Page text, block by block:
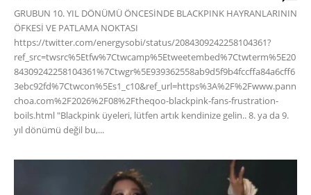
GRUBUN 10. YIL DÖNÜMÜ ÖNCESİNDE BLACKPINK HAYRANLARININ
ÖFKESİ VE PATLAMA NOKTASI
https://twitter.com/energysobi/status/2084309242258104361?
ref_src=twsrc%5Etfw%7Ctwcamp%5Etweetembed%7Ctwterm%5E20
84309242258104361%7Ctwgr%5E939362558ab9d5f9b4fccffa84a6cff6
3ebc92fd%7Ctwcon%5Es1_c10&ref_url=https%3A%2F%2Fwww.pann
choa.com%2F2026%2F08%2Ftheqoo-blackpink-fans-frustration-
boils.html "Blackpink üyeleri, lütfen artık kendinize gelin.. 8. ya da 9.
yıl dönümü değil bu,...